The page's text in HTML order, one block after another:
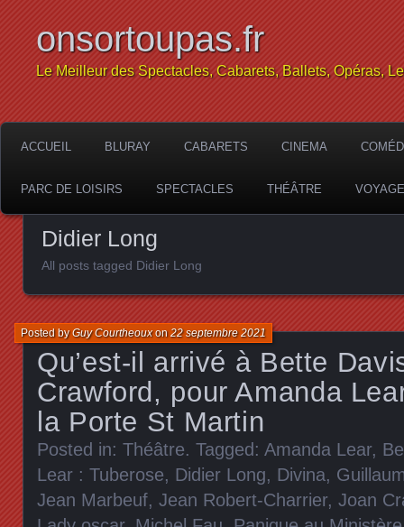
onsortoupas.fr
Le Meilleur des Spectacles, Cabarets, Ballets, Opéras,
ACCUEIL BLURAY CABARETS CINEMA
PARC DE LOISIRS SPECTACLES THÉÂTRE
Didier Long
All posts tagged Didier Long
Qu’est-il arrivé à Bette
Crawford, pour Amanda
la Porte St Martin
Posted byGuy Courtheouxon22 septembre 2021
Posted in: Théâtre. Tagged: Amanda Lear,
Lear : Tuberose, Didier Long, Divina,
Jean Marbeuf, Jean Robert-Charrier, Joan